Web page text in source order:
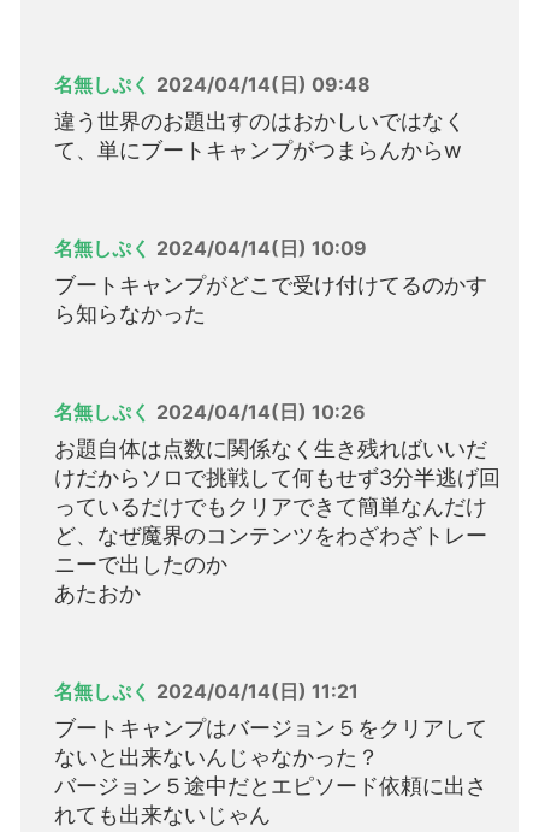
名無しぷく 2024/04/14(日) 09:48
違う世界のお題出すのはおかしいではなく
て、単にブートキャンプがつまらんからw
名無しぷく 2024/04/14(日) 10:09
ブートキャンプがどこで受け付けてるのかす
ら知らなかった
名無しぷく 2024/04/14(日) 10:26
お題自体は点数に関係なく生き残ればいいだ
けだからソロで挑戦して何もせず3分半逃げ回
っているだけでもクリアできて簡単なんだけ
ど、なぜ魔界のコンテンツをわざわざトレー
ニーで出したのか
あたおか
名無しぷく 2024/04/14(日) 11:21
ブートキャンプはバージョン５をクリアして
ないと出来ないんじゃなかった？
バージョン５途中だとエピソード依頼に出さ
れても出来ないじゃん